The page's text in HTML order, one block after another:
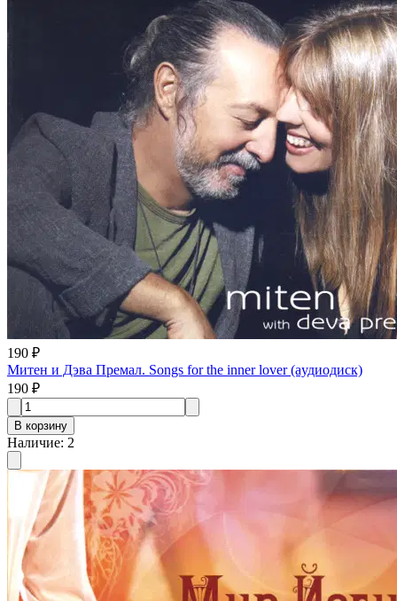
190 ₽
Митен и Дэва Премал. Songs for the inner lover (aудиодиск)
190 ₽
В корзину
Наличие: 2